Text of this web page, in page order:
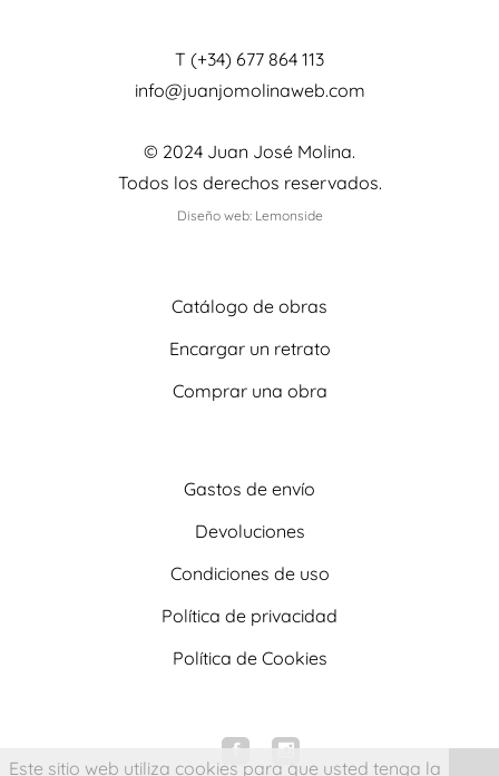
T (+34) 677 864 113
info@juanjomolinaweb.com
© 2024 Juan José Molina.
Todos los derechos reservados.
Diseño web: Lemonside
Catálogo de obras
Encargar un retrato
Comprar una obra
Gastos de envío
Devoluciones
Condiciones de uso
Política de privacidad
Política de Cookies
Este sitio web utiliza cookies para que usted tenga la